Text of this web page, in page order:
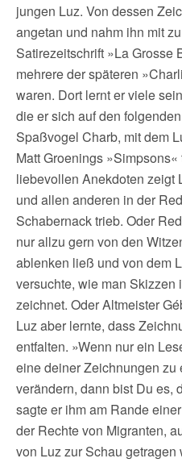
jungen Luz. Von dessen
angetan und nahm ihn mit
Satirezeitschrift »La Grosse
mehrere der späteren
waren. Dort lernt er viele
die er sich auf den
Spaßvogel Charb, mit dem
Matt Groenings
liebevollen Anekdoten zeigt
und allen anderen in der
Schabernack trieb. Oder
nur allzu gern von den
ablenken ließ und von dem
versuchte, wie man
zeichnet. Oder Altmeister
Luz aber lernte, dass
entfalten. »Wenn nur ein
eine deiner Zeichnungen zu
verändern, dann bist Du es,
sagte er ihm am Rande
der Rechte von Migranten,
von Luz zur Schau getragen